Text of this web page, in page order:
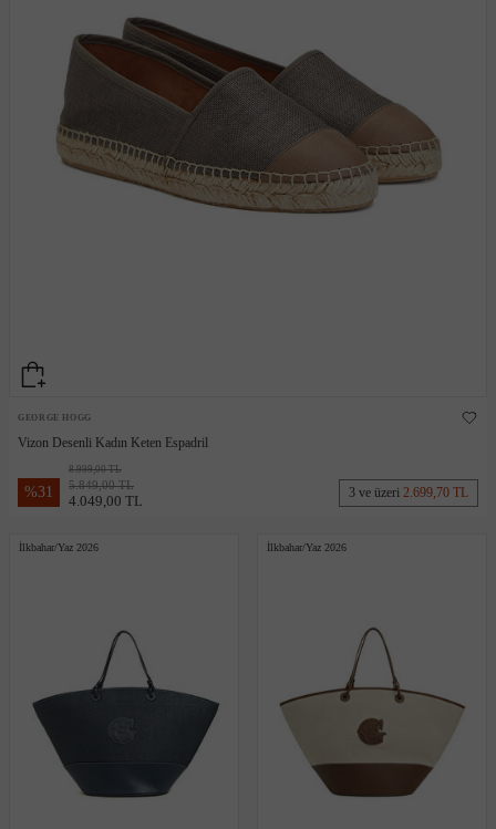
GEORGE HOGG
Vizon Desenli Kadın Keten Espadril
%31
8.999,00 TL
5.849,00 TL
4.049,00 TL 3 ve üzeri 2.699,70 TL
İlkbahar/Yaz 2026 İlkbahar/Yaz 2026